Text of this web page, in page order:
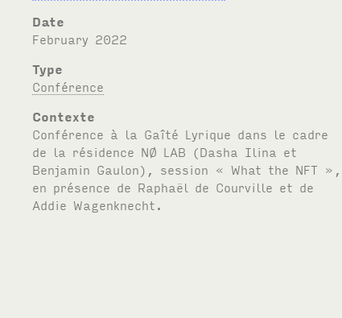
Date
February 2022
Type
Conférence
Contexte
Conférence à la Gaîté Lyrique dans le cadre
de la résidence NØ LAB (Dasha Ilina et
Benjamin Gaulon), session « What the NFT »,
en présence de Raphaël de Courville et de
Addie Wagenknecht.